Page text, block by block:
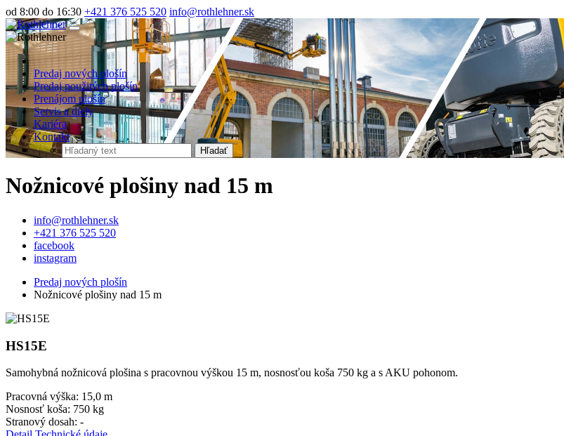
od 8:00 do 16:30 +421 376 525 520 info@rothlehner.sk
Predaj nových plošín
Predaj použitých plošín
Prenájom plošín
Servis a diely
Kariéra
Kontakt
Hľadať
Nožnicové plošiny nad 15 m
info@rothlehner.sk
+421 376 525 520
facebook
instagram
Predaj nových plošín
Nožnicové plošiny nad 15 m
HS15E
Samohybná nožnicová plošina s pracovnou výškou 15 m, nosnosťou koša 750 kg a s AKU pohonom.
Pracovná výška: 15,0 m
Nosnosť koša: 750 kg
Stranový dosah: -